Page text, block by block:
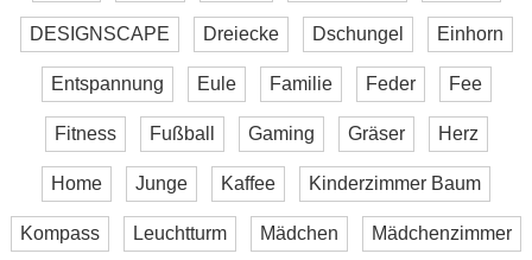
DESIGNSCAPE Dreiecke Dschungel Einhorn
Entspannung Eule Familie Feder Fee
Fitness Fußball Gaming Gräser Herz
Home Junge Kaffee Kinderzimmer Baum
Kompass Leuchtturm Mädchen Mädchenzimmer